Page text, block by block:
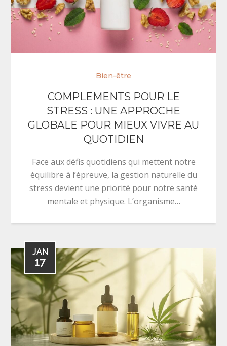
Bien-être
COMPLEMENTS POUR LE
STRESS : UNE APPROCHE
GLOBALE POUR MIEUX VIVRE AU
QUOTIDIEN
Face aux défis quotidiens qui mettent notre
équilibre à l’épreuve, la gestion naturelle du
stress devient une priorité pour notre santé
mentale et physique. L’organisme…
JAN
17